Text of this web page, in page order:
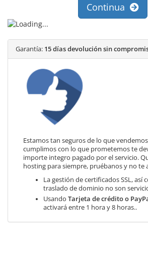
Continua
Garantía: 15 días devolución sin
Estamos tan seguros de lo que
cumplimos con lo que prometemos te
importe integro pagado por el servicio.
hosting para siempre, pruébanos y no te
La gestión de certificados SSL, así
traslado de dominio no son
Usando Tarjeta de crédito o
activará entre 1 hora y 8 horas..